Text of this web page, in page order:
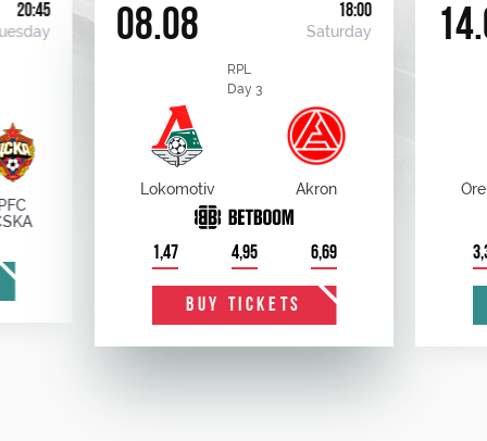
20:45 08.08 18:00
Saturday
RPL
Day 3
Lokomotiv Akron
1,47 4,95 6,69
BUY TICKETS